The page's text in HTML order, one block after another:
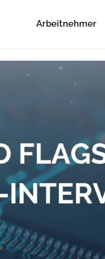
Arbeitnehmer